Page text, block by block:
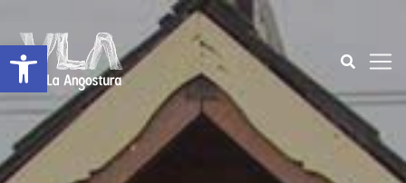
Abrir a barra de ferramentas